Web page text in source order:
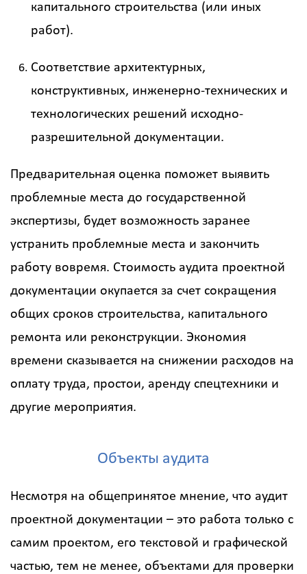
капитального строительства (или иных
работ).
Соответствие архитектурных,
конструктивных, инженерно-технических и
технологических решений исходно-
разрешительной документации.
Предварительная оценка поможет выявить
проблемные места до государственной
экспертизы, будет возможность заранее
устранить проблемные места и закончить
работу вовремя. Стоимость аудита проектной
документации окупается за счет сокращения
общих сроков строительства, капитального
ремонта или реконструкции. Экономия
времени сказывается на снижении расходов на
оплату труда, простои, аренду спецтехники и
другие мероприятия.
Объекты аудита
Несмотря на общепринятое мнение, что аудит
проектной документации – это работа только с
самим проектом, его текстовой и графической
частью, тем не менее, объектами для проверки